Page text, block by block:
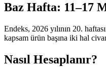
Baz Hafta: 11–17
Endeks, 2026 yılının 20.
kapsam ürün başına iki hal
Nasıl Hesaplanır?